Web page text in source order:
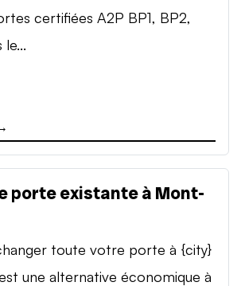
certifiées A2P BP1, BP2,
porte existante à Mont-
toute votre porte à {city}
une alternative économique à